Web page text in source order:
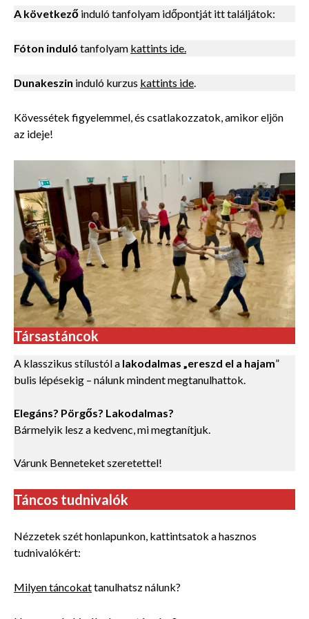
A következő induló tanfolyam időpontját itt találjátok:
Fóton induló tanfolyam kattints ide.
Dunakeszin induló kurzus kattints ide.
Kövessétek figyelemmel, és csatlakozzatok, amikor eljön
az ideje!
Társastáncok
A klasszikus stílustól a lakodalmas „ereszd el a hajam”
bulis lépésekig – nálunk mindent megtanulhattok.
Elegáns? Pörgős? Lakodalmas?
Bármelyik lesz a kedvenc, mi megtanítjuk.
Várunk Benneteket szeretettel!
Táncos tudnivalók
Nézzetek szét honlapunkon, kattintsatok a hasznos
tudnivalókért:
Milyen táncokattanulhatsz nálunk?